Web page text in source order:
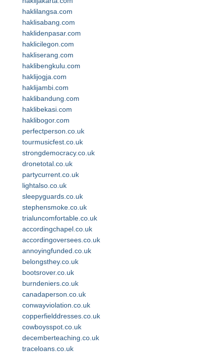
haklilangsa.com
haklisabang.com
haklidenpasar.com
haklicilegon.com
hakliserang.com
haklibengkulu.com
haklijogja.com
haklijambi.com
haklibandung.com
haklibekasi.com
haklibogor.com
perfectperson.co.uk
tourmusicfest.co.uk
strongdemocracy.co.uk
dronetotal.co.uk
partycurrent.co.uk
lightalso.co.uk
sleepyguards.co.uk
stephensmoke.co.uk
trialuncomfortable.co.uk
accordingchapel.co.uk
accordingoversees.co.uk
annoyingfunded.co.uk
belongsthey.co.uk
bootsrover.co.uk
burndeniers.co.uk
canadaperson.co.uk
conwayviolation.co.uk
copperfielddresses.co.uk
cowboysspot.co.uk
decemberteaching.co.uk
traceloans.co.uk